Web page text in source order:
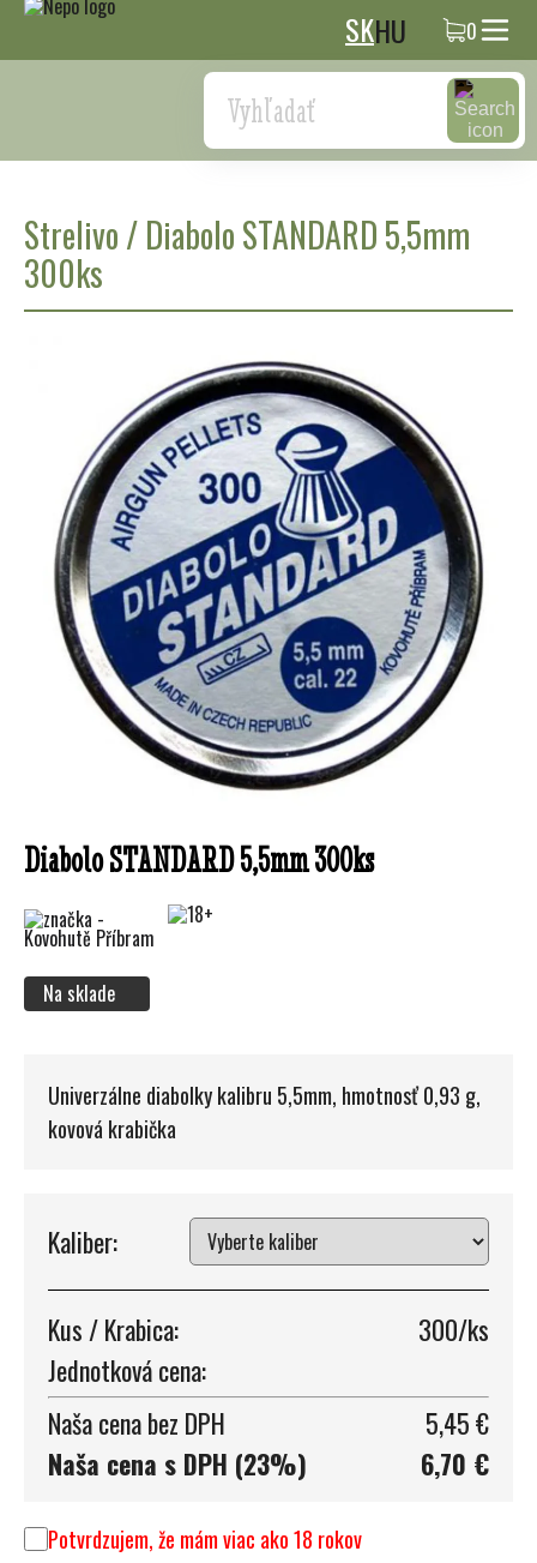
SKHU 0
Search
Strelivo/Diabolo STANDARD 5,5mm
300ks
Diabolo STANDARD 5,5mm 300ks
Na sklade
Univerzálne diabolky kalibru 5,5mm, hmotnosť 0,93 g,
kovová krabička
Kaliber:
Kus / Krabica:
300/ks
Jednotková cena:
Naša cena bez DPH
5,45 €
Naša cena s DPH (23%)
6,70 €
Potvrdzujem, že mám viac ako 18 rokov